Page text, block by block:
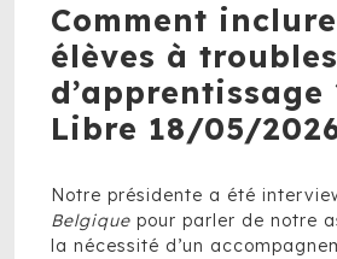
Comment
élèves à troubles
d’apprentissage
Libre 18/05/
Notre présidente a été
Belgique pour parler de notre
la nécessité d’un